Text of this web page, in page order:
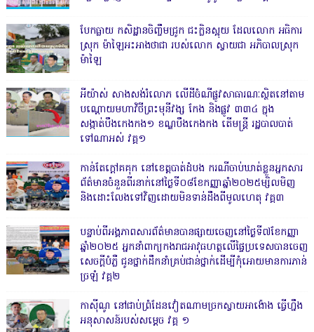
បែកធ្លាយ កសិដ្ឋានចិញ្ចឹមជ្រូក ជះក្លិនស្អុយ ដែលលោក អធិការ
ស្រុក ម៉ាឡៃអះអាងថាជា របស់លោក ស្វាយជា អភិបាលស្រុក
ម៉ាឡៃ
អីយ៉ាស់ សាងសង់រំលោភ លើដីចំណីផ្លូវសាធារណៈស្ថិតនៅតាម
បណ្ដោយមហាវិថីព្រះមុនីវង្ស កែង និងផ្លូវ ៣៣៤ ក្នុង
សង្កាត់បឹងកេងកង១ ខណ្ឌបឹងកេងកង តើមន្ត្រី រដ្ឋបាលបាត់
ទៅណាអស់ វគ្គ១
កាន់តែក្តៅគគុក នៅខេត្តបាត់ដំបង ករណីចាប់ឃាត់ខ្លួនអ្នកសារ
ព័ត៌មានចំនួនពីរនាក់នៅថ្ងៃទី០៨ខែកញ្ញាឆ្នាំ២០២៥ម្សិលមិញ
និងដោះលែងទៅវិញដោយមិនទាន់ដឹងពីមូលហេតុ វគ្គ៣
បន្ទាប់ពីអង្គភាពសារព័ត៌មានបានផ្សាយចេញនៅថ្ងៃទី៧ខែកញ្ញា
ឆ្នាំ២០២៥ អ្នកនាំពាក្យកងរាជអាវុធហត្ថលើផ្ទៃប្រទេសបានចេញ
សេចក្តីបំភ្លឺ ជូនថ្នាក់ដឹកនាំគ្រប់ជាន់ថ្នាក់ដើម្បីកុំអោយមានការភាន់
ច្រឡំ វគ្គ២
កាសុីណូ នៅជាប់ព្រំដែនវៀតណាមច្រកស្វាយអាង៉ោង ធ្វើហ្នឹង
អនុសាសន៍របស់សម្ដេច វគ្គ ១